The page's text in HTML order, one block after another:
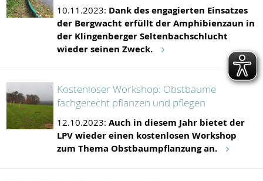
10.11.2023: Dank des engagierten Einsatzes
der Bergwacht erfüllt der Amphibienzaun in
der Klingenberger Seltenbachschlucht
wieder seinen Zweck.
Kostenloser Workshop: Obstbäume
fachgerecht pflanzen und pflegen
12.10.2023:Auch in diesem Jahr bietet der
LPV wieder einen kostenlosen Workshop
zum Thema Obstbaumpflanzung an.